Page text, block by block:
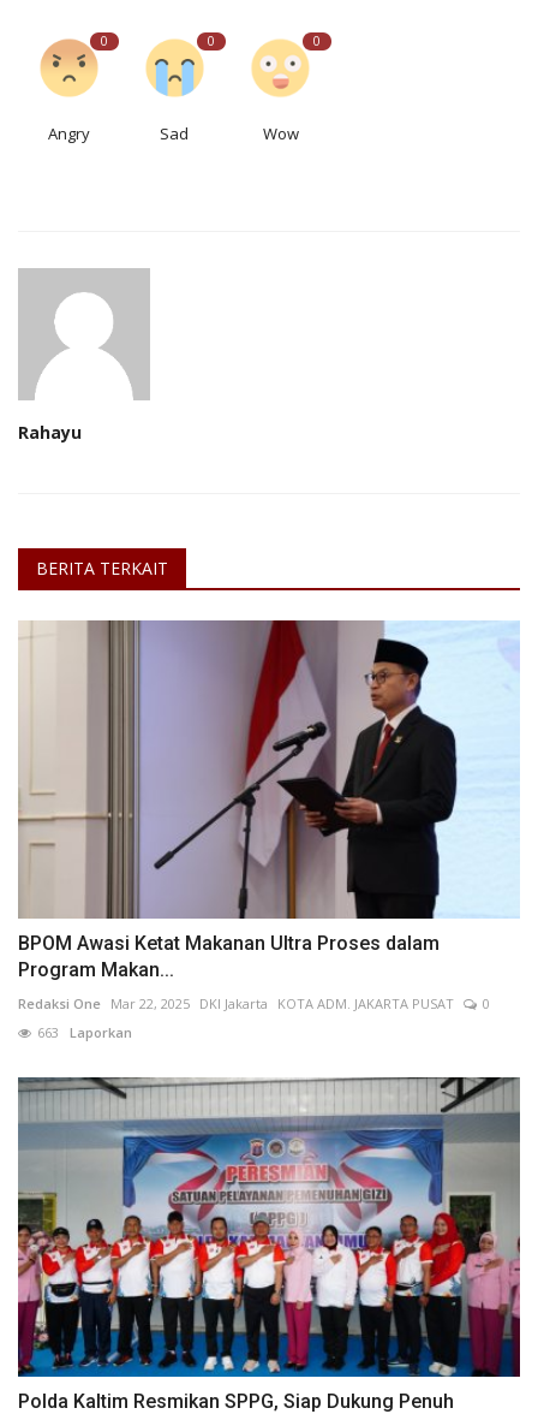
0
Angry
0
Sad
0
Wow
Rahayu
BERITA TERKAIT
BPOM Awasi Ketat Makanan Ultra Proses dalam
Program Makan...
Redaksi One Mar 22, 2025 DKI Jakarta KOTA ADM. JAKARTA PUSAT
0
663 Laporkan
Polda Kaltim Resmikan SPPG, Siap Dukung Penuh